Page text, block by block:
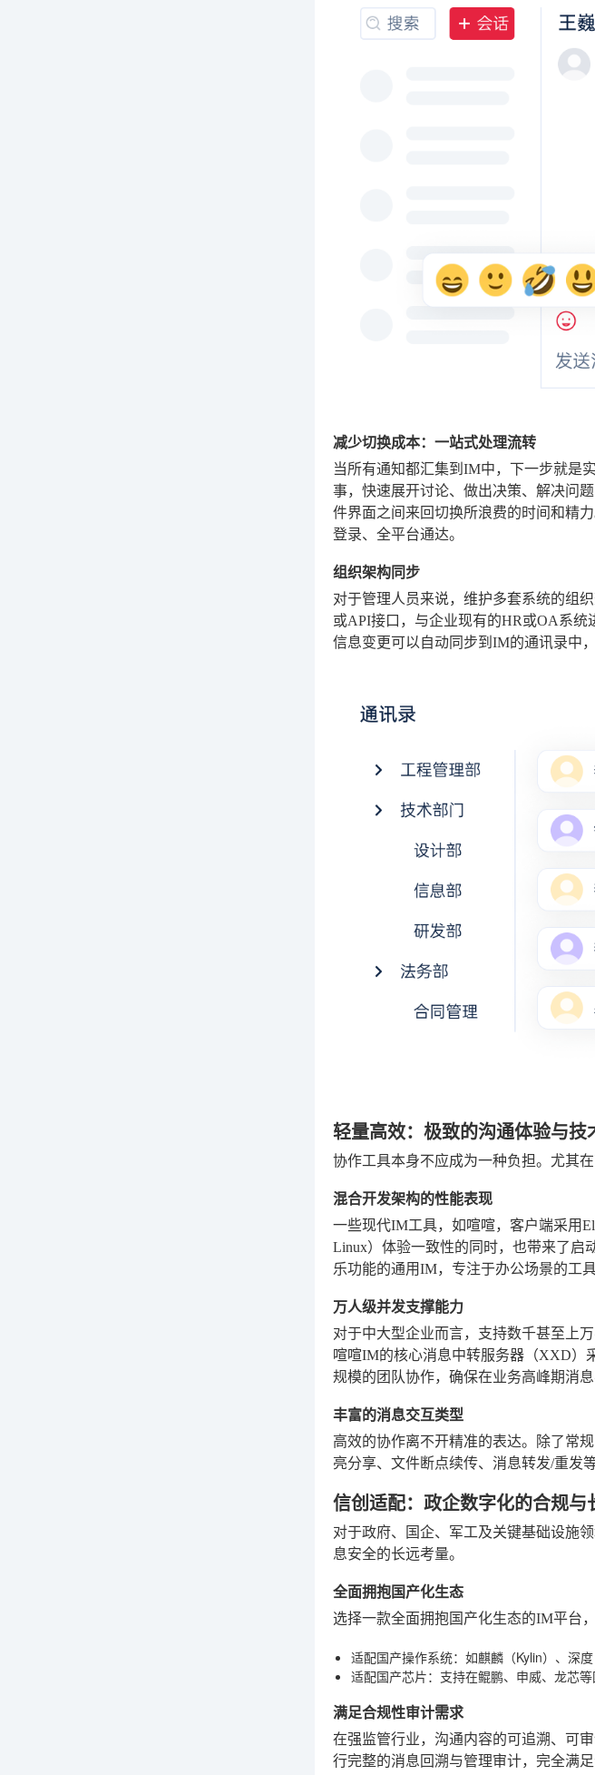
减少切换成本：一站式处理流转
当所有通知都汇集到IM中，下一步就是
事，快速展开讨论、做出决策、解决问
件界面之间来回切换所浪费的时间和精
登录、全平台通达。
组织架构同步
对于管理人员来说，维护多套系统的组
或API接口，与企业现有的HR或OA系
信息变更可以自动同步到IM的通讯录中
轻量高效：极致的沟通体验与技
协作工具本身不应成为一种负担。尤其
混合开发架构的性能表现
一些现代IM工具，如喧喧，客户端采用
Linux）体验一致性的同时，也带来了启
乐功能的通用IM，专注于办公场景的工
万人级并发支撑能力
对于中大型企业而言，支持数千甚至上
喧喧IM的核心消息中转服务器（XXD）
规模的团队协作，确保在业务高峰期消息
丰富的消息交互类型
高效的协作离不开精准的表达。除了常
亮分享、文件断点续传、消息转发/重发
信创适配：政企数字化的合规与
对于政府、国企、军工及关键基础设施
息安全的长远考量。
全面拥抱国产化生态
选择一款全面拥抱国产化生态的IM平台
适配国产操作系统：如麒麟（Kylin）、深
适配国产芯片：支持在鲲鹏、申威、龙芯
满足合规性审计需求
在强监管行业，沟通内容的可追溯、可
行完整的消息回溯与管理审计，完全满